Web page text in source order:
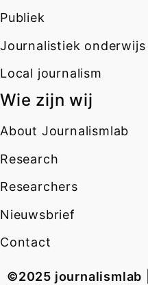
Publiek
Journalistiek onderwijs
Local journalism
Wie zijn wij
About Journalismlab
Research
Researchers
Nieuwsbrief
Contact
©2025 journalismlab